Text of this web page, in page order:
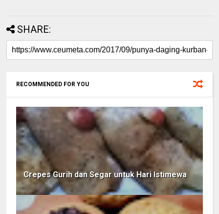
SHARE:
RECOMMENDED FOR YOU
Crepes Gurih dan Segar untuk Hari Istimewa